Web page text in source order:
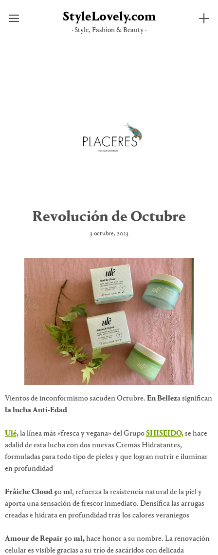
StyleLovely.com
· Style, Fashion & Beauty ·
Revolución de Octubre
3 octubre, 2023
Vientos de inconformismo sacuden Octubre. En Belleza significan
la lucha Anti-Edad
Ulé,la línea más «fresca y vegana» del GrupoSHISEIDO,se hace
adalid de esta lucha con dos nuevas Cremas Hidratantes,
formuladas para todo tipo de pieles y que logran nutrir e iluminar
en profundidad
Frâiche Cloud 50 ml, refuerza la resistencia natural de la piel y
aporta una sensación de frescor inmediato. Densifica las arrugas
creadas e hidrata en profundidad tras los calores veraniegos
Amour de Repair 50 ml,hace honor a su nombre. La renovación
celular es visible gracias a su trío de sacáridos con delicada